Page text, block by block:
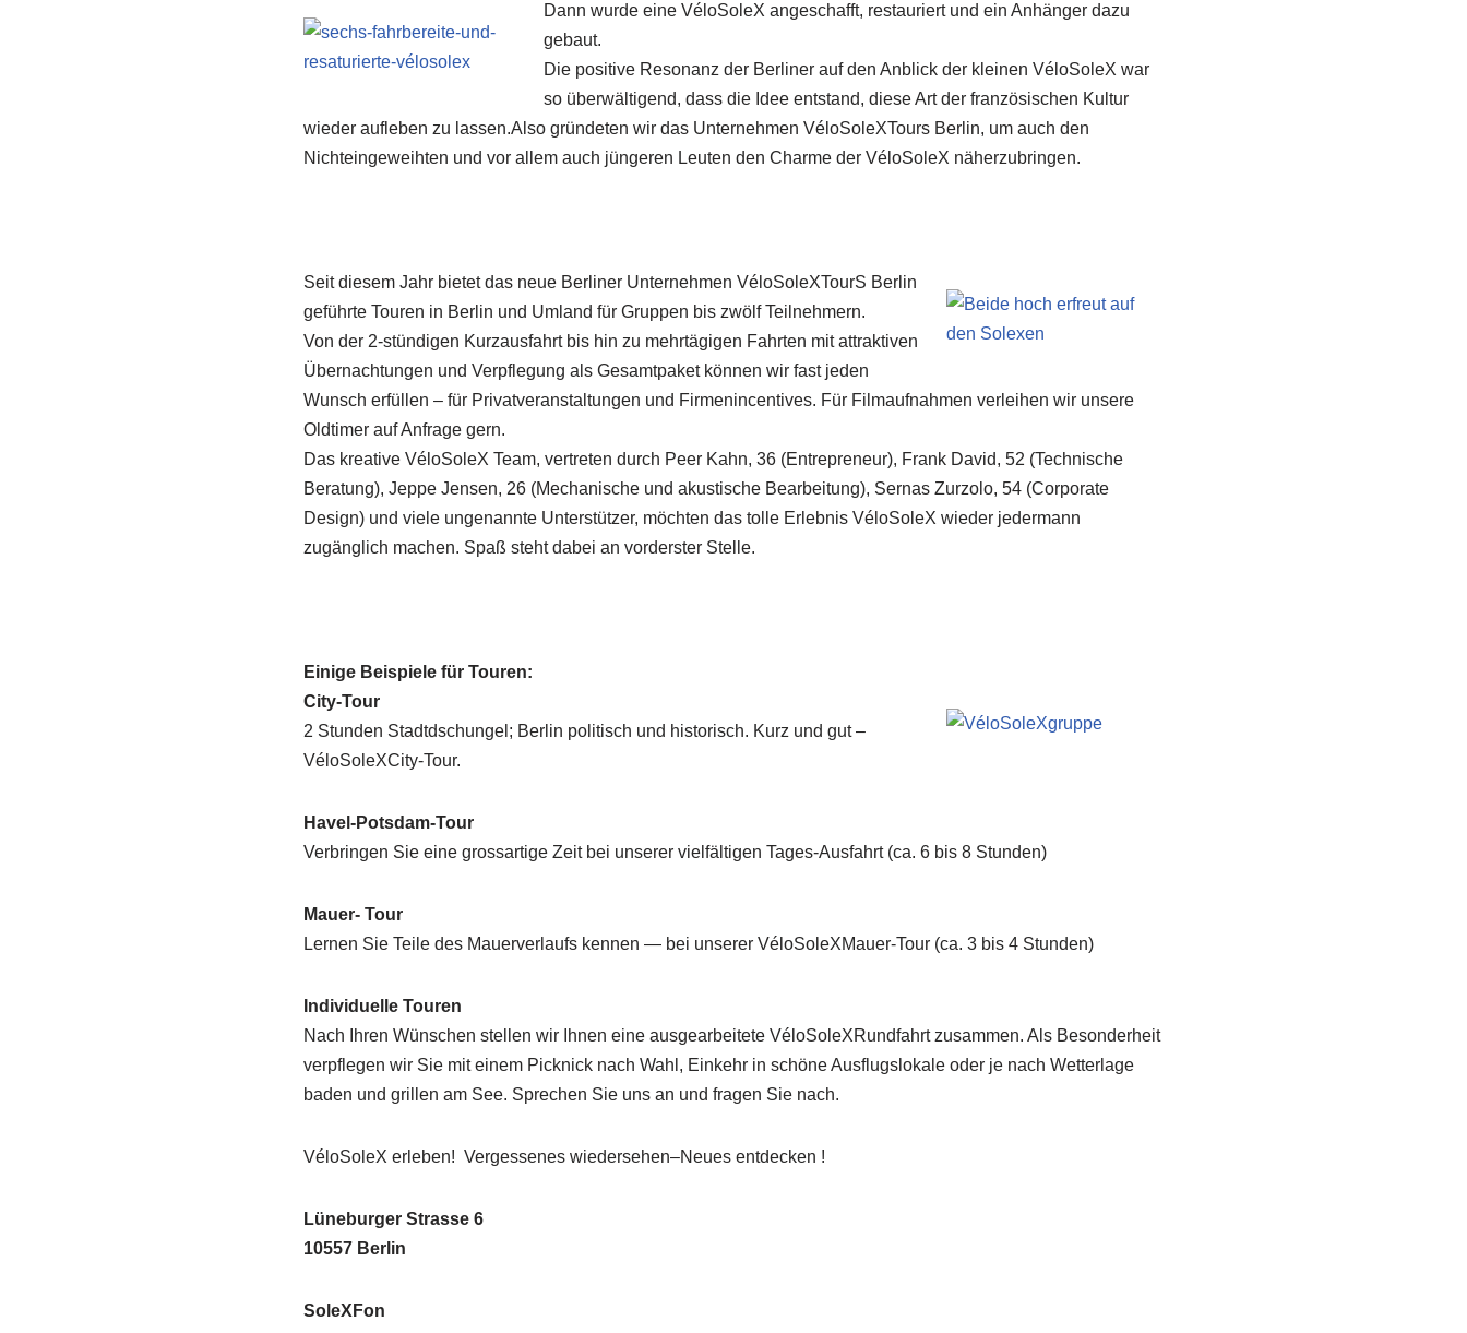
Dann wurde eine VéloSoleX angeschafft, restauriert und ein Anhänger dazu
gebaut.
Die positive Resonanz der Berliner auf den Anblick der kleinen VéloSoleX war
so überwältigend, dass die Idee entstand, diese Art der französischen Kultur
wieder aufleben zu lassen.Also gründeten wir das Unternehmen VéloSoleXTours Berlin, um auch den
Nichteingeweihten und vor allem auch jüngeren Leuten den Charme der VéloSoleX näherzubringen.
Seit diesem Jahr bietet das neue Berliner Unternehmen VéloSoleXTourS Berlin
geführte Touren in Berlin und Umland für Gruppen bis zwölf Teilnehmern.
Von der 2-stündigen Kurzausfahrt bis hin zu mehrtägigen Fahrten mit attraktiven
Übernachtungen und Verpflegung als Gesamtpaket können wir fast jeden
Wunsch erfüllen – für Privatveranstaltungen und Firmenincentives. Für Filmaufnahmen verleihen wir unsere
Oldtimer auf Anfrage gern.
Das kreative VéloSoleX Team, vertreten durch Peer Kahn, 36 (Entrepreneur), Frank ­David, 52 (Technische
Beratung), Jeppe Jensen, 26 (Mechanische und akustische ­Bearbeitung), Sernas Zurzolo, 54 (Corporate
Design) und viele ungenannte Unterstützer, möchten das tolle Erlebnis VéloSoleX wieder jedermann
zugänglich machen. Spaß steht dabei an vorderster Stelle.
Einige Beispiele für Touren:
City-Tour
2 Stunden Stadtdschungel; Berlin politisch und historisch. Kurz und gut –
VéloSoleXCity-Tour.
Havel-Potsdam-Tour
Verbringen Sie eine grossartige Zeit bei unserer vielfältigen Tages-Ausfahrt (ca. 6 bis 8 Stunden)
Mauer- Tour
Lernen Sie Teile des Mauerverlaufs kennen — bei unserer VéloSoleXMauer-Tour (ca. 3 bis 4 Stunden)
Individuelle Touren
Nach Ihren Wünschen stellen wir Ihnen eine ausgearbeitete VéloSoleXRundfahrt zusammen. Als Besonderheit
verpflegen wir Sie mit einem Picknick nach Wahl, Einkehr in schöne Ausflugslokale oder je nach Wetterlage
baden und grillen am See. Sprechen Sie uns an und fragen Sie nach.
VéloSoleX erleben! Vergessenes wiedersehen–Neues entdecken !
Lüneburger Strasse 6
10557 Berlin
SoleXFon